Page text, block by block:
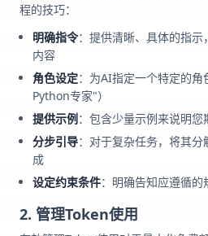
程的技巧：
明确指令：提供清晰、具体的指
内容
角色设定：为AI指定一个特定的
Python专家"）
提供示例：包含少量示例来说明
分步引导：对于复杂任务，将其
成
设定约束条件：明确告知应遵循的
2. 管理Token使用